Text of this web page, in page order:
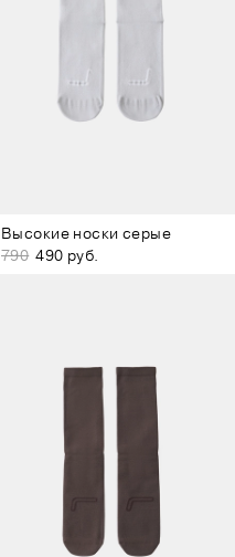
Высокие носки серые
790 490 руб.